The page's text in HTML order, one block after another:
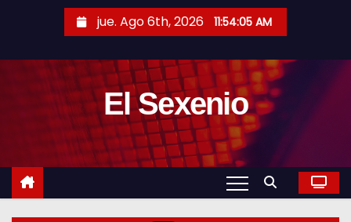
l
jue. Ago 6th, 2026 11:54:07 AM
El Sexenio